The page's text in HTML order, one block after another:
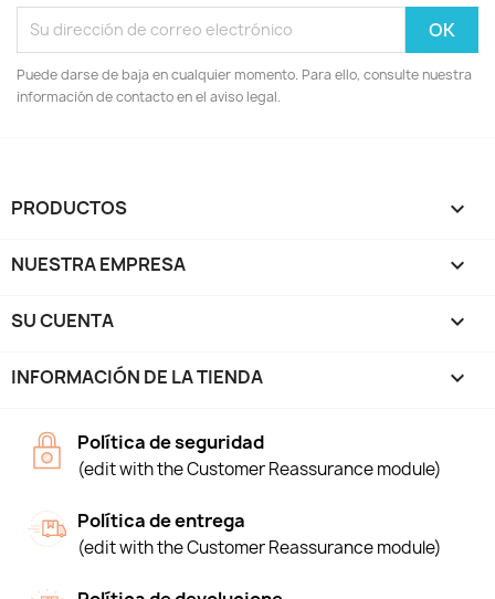
Puede darse de baja en cualquier momento. Para ello, consulte nuestra
información de contacto en el aviso legal.
PRODUCTOS 
NUESTRA EMPRESA 
SU CUENTA 
INFORMACIÓN DE LA TIENDA keyboard_arrow_down
Política de seguridad
(edit with the Customer Reassurance module)
Política de entrega
(edit with the Customer Reassurance module)